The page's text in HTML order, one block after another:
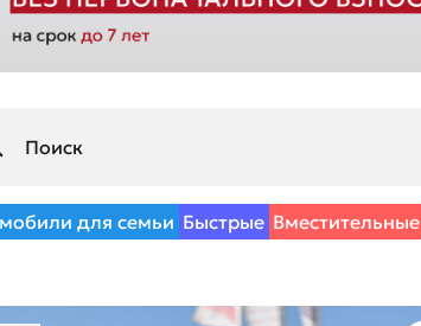
для семьи Быстрые Вместительные